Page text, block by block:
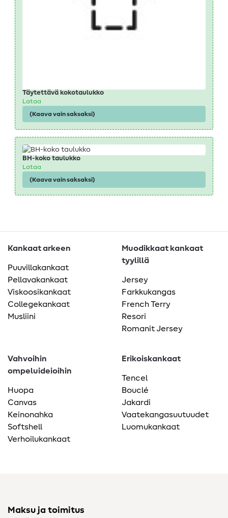
Täytettävä kokotaulukko
Lataa
(Kaava vain saksaksi)
BH-koko taulukko
Lataa
(Kaava vain saksaksi)
Kankaat arkeen
Puuvillakankaat
Pellavakankaat
Viskoosikankaat
Collegekankaat
Musliini
Muodikkaat kankaat
tyylillä
Jersey
Farkkukangas
French Terry
Resori
Romanit Jersey
Vahvoihin
ompeluideioihin
Huopa
Canvas
Keinonahka
Softshell
Verhoilukankaat
Erikoiskankaat
Tencel
Bouclé
Jakardi
Vaatekangasuutuudet
Luomukankaat
Maksu ja toimitus